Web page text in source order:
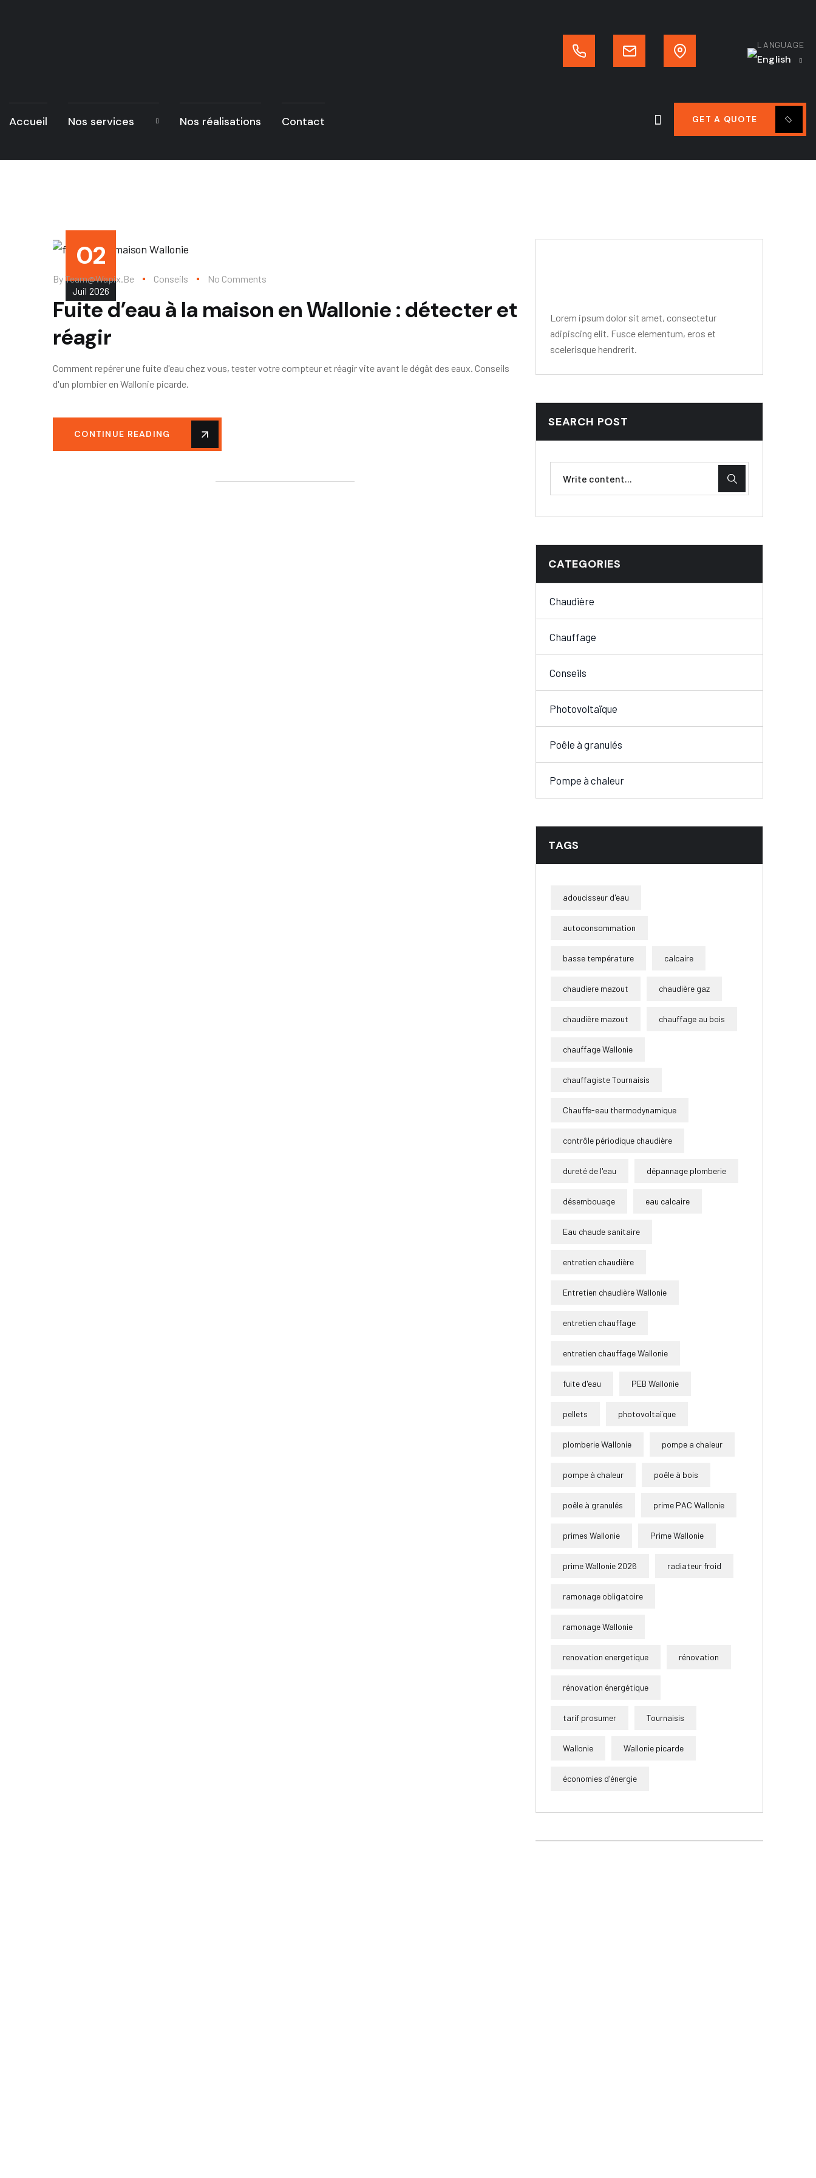
LANGUAGE
English
Accueil Nos services Nos réalisations Contact GET A QUOTE
02
Juil 2026
ByTeam@wapix.be Conseils No Comments
Fuite d’eau à la maison en Wallonie : détecter et
réagir
Comment repérer une fuite d'eau chez vous, tester votre compteur et réagir vite avant le dégât des eaux. Conseils
d'un plombier en Wallonie picarde.
CONTINUE READING
Lorem ipsum dolor sit amet, consectetur
adipiscing elit. Fusce elementum, eros et
scelerisque hendrerit.
SEARCH POST
CATEGORIES
Chaudière
Chauffage
Conseils
Photovoltaïque
Poêle à granulés
Pompe à chaleur
TAGS
adoucisseur d'eau
autoconsommation
basse température calcaire
chaudiere mazout chaudière gaz
chaudière mazout chauffage au bois
chauffage Wallonie
chauffagiste Tournaisis
Chauffe-eau thermodynamique
contrôle périodique chaudière
dureté de l'eau dépannage plomberie
désembouage eau calcaire
Eau chaude sanitaire
entretien chaudière
Entretien chaudière Wallonie
entretien chauffage
entretien chauffage Wallonie
fuite d'eau PEB Wallonie
pellets photovoltaïque
plomberie Wallonie pompe a chaleur
pompe à chaleur poêle à bois
poêle à granulés prime PAC Wallonie
primes Wallonie Prime Wallonie
prime Wallonie 2026 radiateur froid
ramonage obligatoire
ramonage Wallonie
renovation energetique rénovation
rénovation énergétique
tarif prosumer Tournaisis
Wallonie Wallonie picarde
économies d'énergie